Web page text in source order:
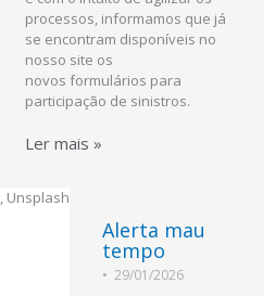
processos, informamos que já
se encontram disponíveis no
nosso site os
novos formulários para
participação de sinistros.
Ler mais »
Alerta mau
tempo
• 29/01/2026